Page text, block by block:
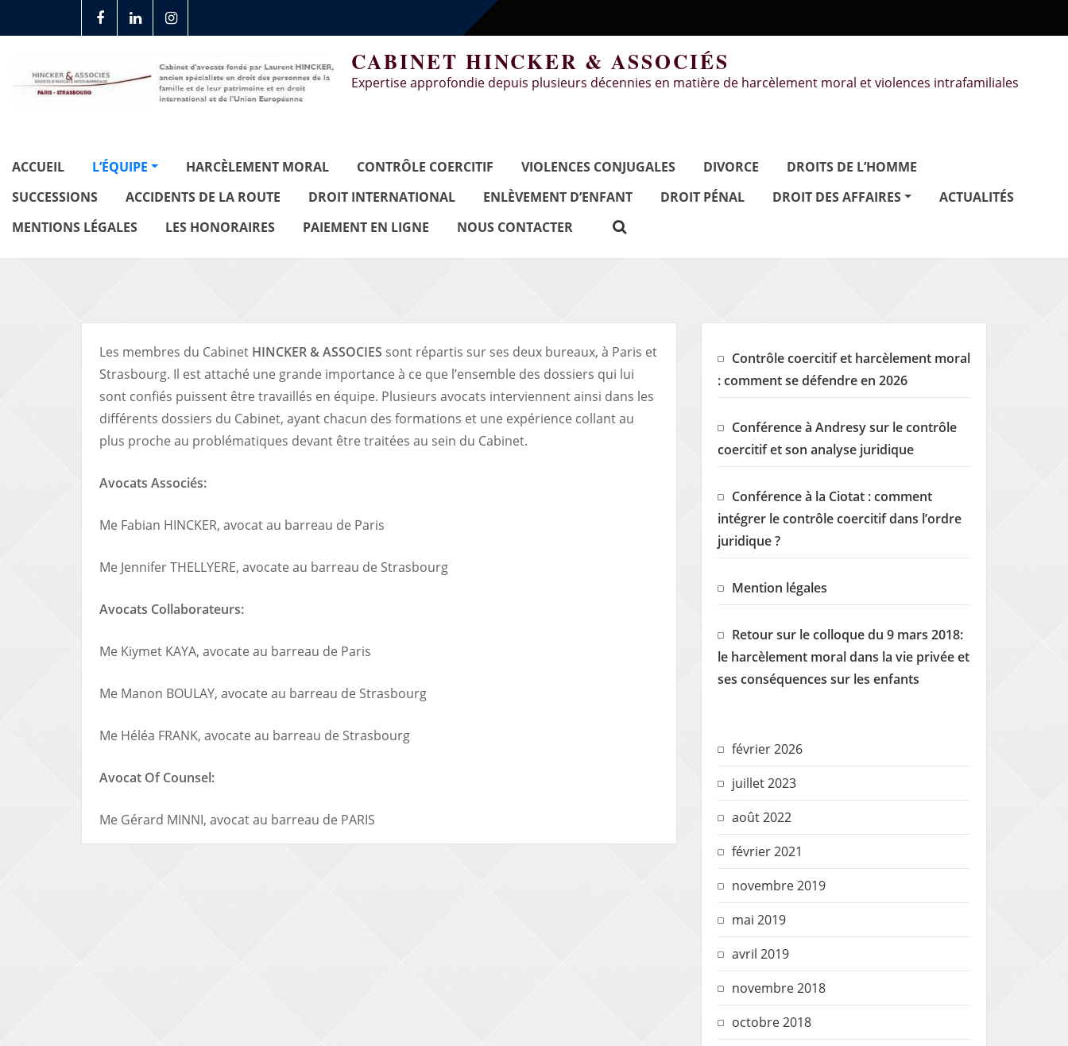
CABINET HINCKER & ASSOCIÉS
Expertise approfondie depuis plusieurs décennies en matière de harcèlement moral et violences intrafamiliales
ACCUEIL L’ÉQUIPE HARCÈLEMENT MORAL CONTRÔLE COERCITIF VIOLENCES CONJUGALES DIVORCE
DROITS DE L’HOMME
SUCCESSIONS
ACCIDENTS DE LA ROUTE DROIT INTERNATIONAL ENLÈVEMENT D’ENFANT DROIT PÉNAL DROIT DES AFFAIRES
ACTUALITÉS
MENTIONS LÉGALES
LES HONORAIRES PAIEMENT EN LIGNE NOUS CONTACTER
Les membres du Cabinet HINCKER & ASSOCIES sont répartis sur ses deux bureaux, à Paris et
Strasbourg. Il est attaché une grande importance à ce que l’ensemble des dossiers qui lui
sont confiés puissent être travaillés en équipe. Plusieurs avocats interviennent ainsi dans les
différents dossiers du Cabinet, ayant chacun des formations et une expérience collant au
plus proche au problématiques devant être traitées au sein du Cabinet.
Avocats Associés:
Me Fabian HINCKER, avocat au barreau de Paris
Me Jennifer THELLYERE, avocate au barreau de Strasbourg
Avocats Collaborateurs:
Me Kiymet KAYA, avocate au barreau de Paris
Me Manon BOULAY, avocate au barreau de Strasbourg
Me Héléa FRANK, avocate au barreau de Strasbourg
Avocat Of Counsel:
Me Gérard MINNI, avocat au barreau de PARIS
Contrôle coercitif et harcèlement moral
: comment se défendre en 2026
Conférence à Andresy sur le contrôle
coercitif et son analyse juridique
Conférence à la Ciotat : comment
intégrer le contrôle coercitif dans l’ordre
juridique ?
Mention légales
Retour sur le colloque du 9 mars 2018:
le harcèlement moral dans la vie privée et
ses conséquences sur les enfants
février 2026
juillet 2023
août 2022
février 2021
novembre 2019
mai 2019
avril 2019
novembre 2018
octobre 2018